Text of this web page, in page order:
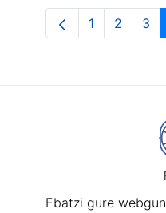
Orrialdea
1 2 3
Ebatzi gure